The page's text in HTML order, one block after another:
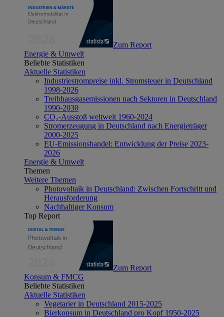
Zum Report
Energie & Umwelt
Beliebte Statistiken
Aktuelle Statistiken
Industriestrompreise inkl. Stromsteuer in Deutschland
1998-2026
Treibhausgasemissionen nach Sektoren in Deutschland
1990-2030
CO₂-Ausstoß weltweit 1960-2024
Stromerzeugung in Deutschland nach Energieträger
2000-2025
EU-Emissionshandel: Entwicklung der Preise 2023-
2026
Energie & Umwelt
Themen
Weitere Themen
Photovoltaik in Deutschland: Zwischen Fortschritt und
Herausforderung
Nachhaltiger Konsum
Top Report
Zum Report
Konsum & FMCG
Beliebte Statistiken
Aktuelle Statistiken
Vegetarier in Deutschland 2015-2025
Bierkonsum in Deutschland pro Kopf 1950-2025